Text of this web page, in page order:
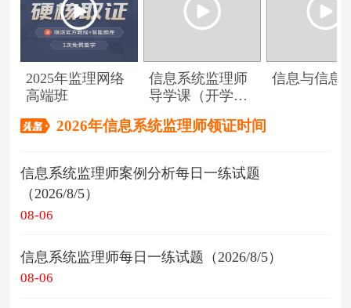
2025年监理网络
高端班
信息系统监理师
导学课（开学典
信息与信息
2026年信息系统监理师领证时间
信息系统监理师案例分析每日一练试题
（2026/8/5）
08-06
信息系统监理师每日一练试题（2026/8/5）
08-06